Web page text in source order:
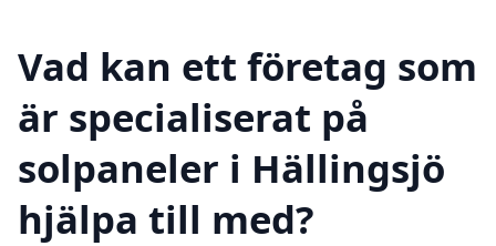
Vad kan ett företag som
är specialiserat på
solpaneler i Hällingsjö
hjälpa till med?